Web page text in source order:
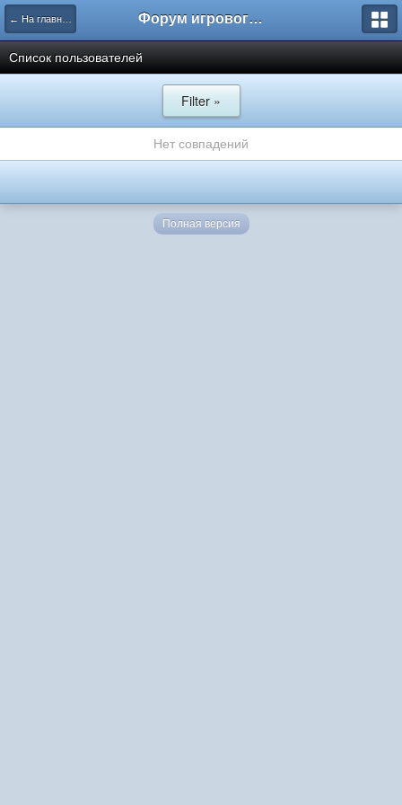
← На главную Форум игрового проекта Riverrise
Список пользователей
Filter »
Нет совпадений
Полная версия